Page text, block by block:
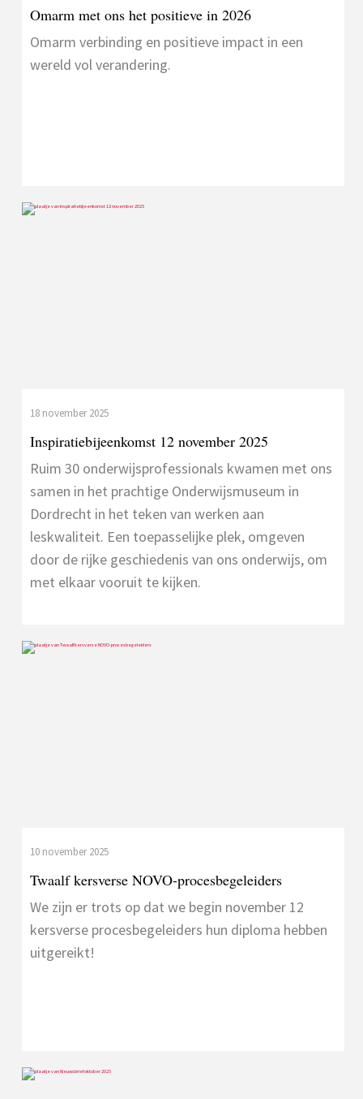
Omarm met ons het positieve in 2026
Omarm verbinding en positieve impact in een
wereld vol verandering.
18 november 2025
Inspiratiebijeenkomst 12 november 2025
Ruim 30 onderwijsprofessionals kwamen met ons
samen in het prachtige Onderwijsmuseum in
Dordrecht in het teken van werken aan
leskwaliteit. Een toepasselijke plek, omgeven
door de rijke geschiedenis van ons onderwijs, om
met elkaar vooruit te kijken.
10 november 2025
Twaalf kersverse NOVO-procesbegeleiders
We zijn er trots op dat we begin november 12
kersverse procesbegeleiders hun diploma hebben
uitgereikt!